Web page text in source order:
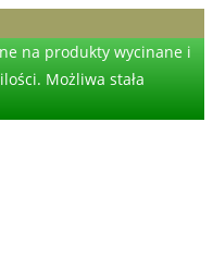
na produkty wycinane i
Możliwa stała